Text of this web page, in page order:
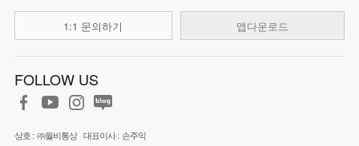
1:1 문의하기 앱다운로드
FOLLOW US
상호 : ㈜월비통상 대표이사 : 손주익